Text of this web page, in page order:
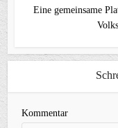
Eine gemeinsame
Kommentar